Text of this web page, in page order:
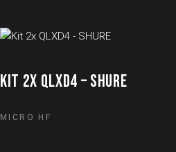
KIT 2X QLXD4 – SHURE
MICRO HF